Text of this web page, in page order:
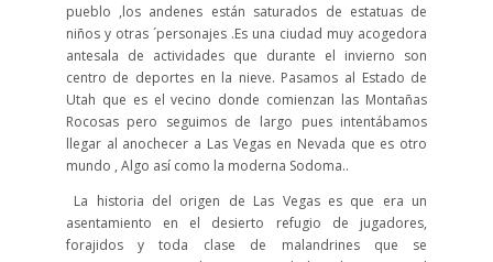
pueblo ,los andenes están saturados de estatuas de
niños y otras ´personajes .Es una ciudad muy acogedora
antesala de actividades que durante el invierno son
centro de deportes en la nieve. Pasamos al Estado de
Utah que es el vecino donde comienzan las Montañas
Rocosas pero seguimos de largo pues intentábamos
llegar al anochecer a Las Vegas en Nevada que es otro
mundo , Algo así como la moderna Sodoma..
La historia del origen de Las Vegas es que era un
asentamiento en el desierto refugio de jugadores,
forajidos y toda clase de malandrines que se